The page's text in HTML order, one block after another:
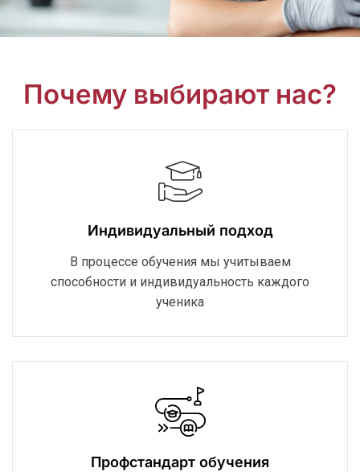
Почему выбирают нас?
Индивидуальный подход
В процессе обучения мы учитываем
способности и индивидуальность каждого
ученика
Профстандарт обучения